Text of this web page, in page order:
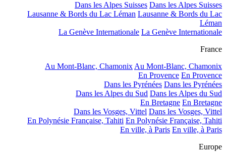
Dans les Alpes Suisses Dans les Alpes Suisses
Lausanne & Bords du Lac Léman Lausanne & Bords du Lac
Léman
La Genève Internationale La Genève Internationale
France
Au Mont-Blanc, ChamonixAu Mont-Blanc, Chamonix
En Provence En Provence
Dans les Pyrénées Dans les Pyrénées
Dans les Alpes du Sud Dans les Alpes du Sud
En Bretagne En Bretagne
Dans les Vosges, Vittel Dans les Vosges, Vittel
En Polynésie Française, Tahiti En Polynésie Française, Tahiti
En ville, à Paris En ville, à Paris
Europe